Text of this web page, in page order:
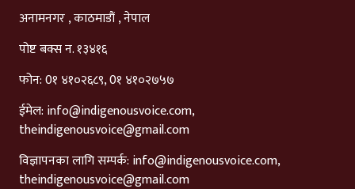
अनामनगर , काठमाडौं , नेपाल
पोष्ट बक्स न. १३४१६
फोन: 0१ ४१०२६८९, 0१ ४१०२७५७
ईमेल: info@indigenousvoice.com,
theindigenousvoice@gmail.com
विज्ञापनका लागि सम्पर्क: info@indigenousvoice.com,
theindigenousvoice@gmail.com